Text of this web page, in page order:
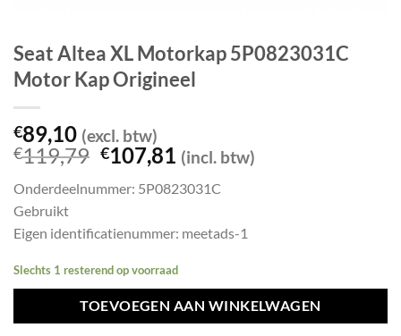
Seat Altea XL Motorkap 5P0823031C
Motor Kap Origineel
€89,10 (excl. btw)
€119,79 Oorspronkelijke
was:
€107,81 Huidige
is:
(incl. btw)
Onderdeelnummer: 5P0823031C
Gebruikt
Eigen identificatienummer: meetads-1
Slechts 1 resterend op voorraad
TOEVOEGEN AAN WINKELWAGEN